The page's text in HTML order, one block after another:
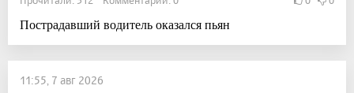
Пострадавший водитель оказался пьян
11:55, 7 авг 2026